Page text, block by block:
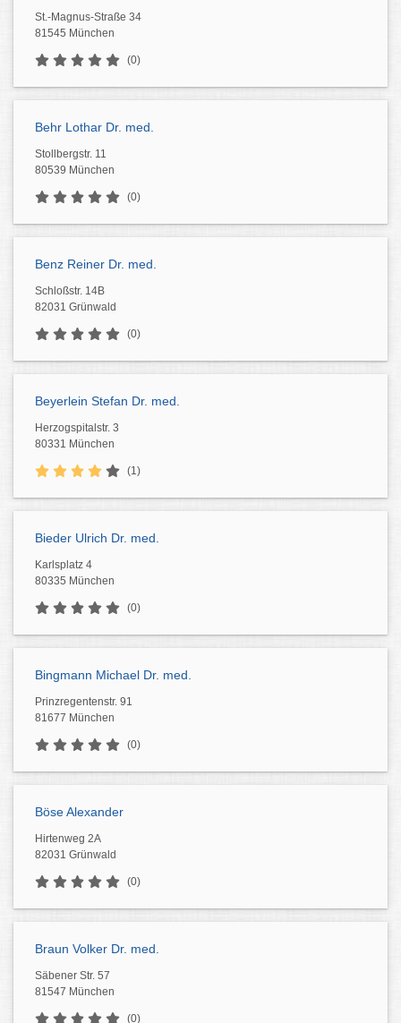
St.-Magnus-Straße 34
81545 München
(0)
Behr Lothar Dr. med.
Stollbergstr. 11
80539 München
(0)
Benz Reiner Dr. med.
Schloßstr. 14B
82031 Grünwald
(0)
Beyerlein Stefan Dr. med.
Herzogspitalstr. 3
80331 München
(1)
Bieder Ulrich Dr. med.
Karlsplatz 4
80335 München
(0)
Bingmann Michael Dr. med.
Prinzregentenstr. 91
81677 München
(0)
Böse Alexander
Hirtenweg 2A
82031 Grünwald
(0)
Braun Volker Dr. med.
Säbener Str. 57
81547 München
(0)